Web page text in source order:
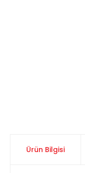
Ürün Bilgisi